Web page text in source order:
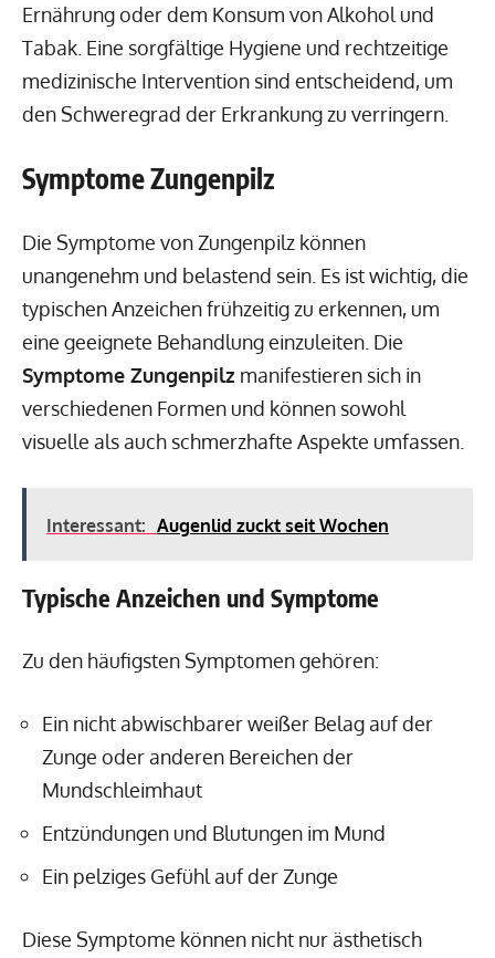
Ernährung oder dem Konsum von Alkohol und
Tabak. Eine sorgfältige Hygiene und rechtzeitige
medizinische Intervention sind entscheidend, um
den Schweregrad der Erkrankung zu verringern.
Symptome Zungenpilz
Die Symptome von Zungenpilz können
unangenehm und belastend sein. Es ist wichtig, die
typischen Anzeichen frühzeitig zu erkennen, um
eine geeignete Behandlung einzuleiten. Die
Symptome Zungenpilz manifestieren sich in
verschiedenen Formen und können sowohl
visuelle als auch schmerzhafte Aspekte umfassen.
Interessant: Augenlid zuckt seit Wochen
Typische Anzeichen und Symptome
Zu den häufigsten Symptomen gehören:
Ein nicht abwischbarer weißer Belag auf der
Zunge oder anderen Bereichen der
Mundschleimhaut
Entzündungen und Blutungen im Mund
Ein pelziges Gefühl auf der Zunge
Diese Symptome können nicht nur ästhetisch